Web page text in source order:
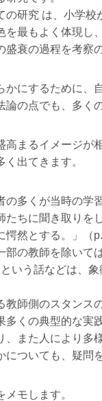
の研究 は、小学
を最もよく体現し
盛衰の過程を考察
かにするために、
の点でも、多く
高まるイメージが
出てきます。
の多くが当時の学
たちに聞き取り
然とする。」（
部の教師を除いて
いう話などは、象
教師側のスタンス
多くの典型的な実
、また人により多
ついても、疑問
モします。